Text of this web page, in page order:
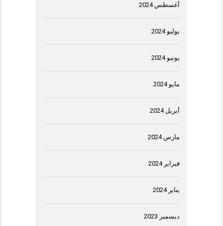
أغسطس 2024
يوليو 2024
يونيو 2024
مايو 2024
أبريل 2024
مارس 2024
فبراير 2024
يناير 2024
ديسمبر 2023